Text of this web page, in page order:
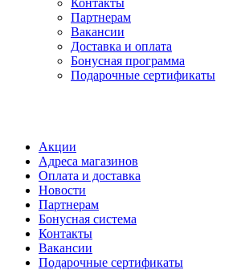
Контакты
Партнерам
Вакансии
Доставка и оплата
Бонусная программа
Подарочные сертификаты
Акции
Адреса магазинов
Оплата и доставка
Новости
Партнерам
Бонусная система
Контакты
Вакансии
Подарочные сертификаты